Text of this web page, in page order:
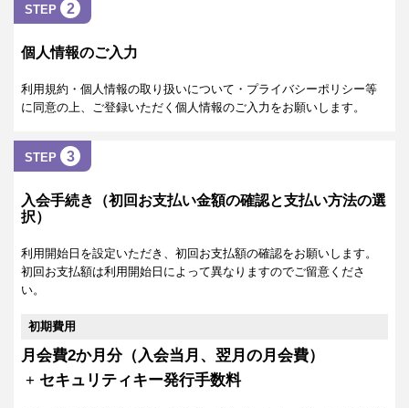
STEP 2
個人情報のご入力
利用規約・個人情報の取り扱いについて・プライバシーポリシー等
に同意の上、ご登録いただく個人情報のご入力をお願いします。
STEP 3
入会手続き（初回お支払い金額の確認と支払い方法の選
択）
利用開始日を設定いただき、初回お支払額の確認をお願いします。
初回お支払額は利用開始日によって異なりますのでご留意くださ
い。
初期費用
月会費2か月分（入会当月、翌月の月会費）
+ セキュリティキー発行手数料